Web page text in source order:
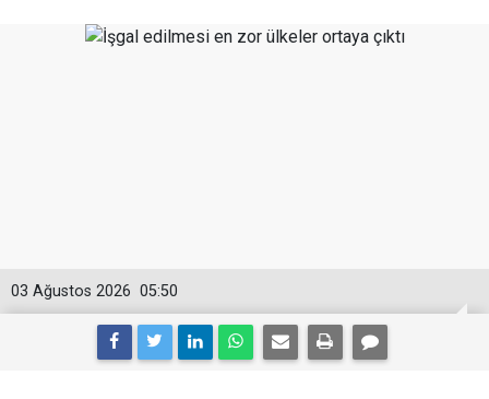
05:50
03 Ağustos 2026